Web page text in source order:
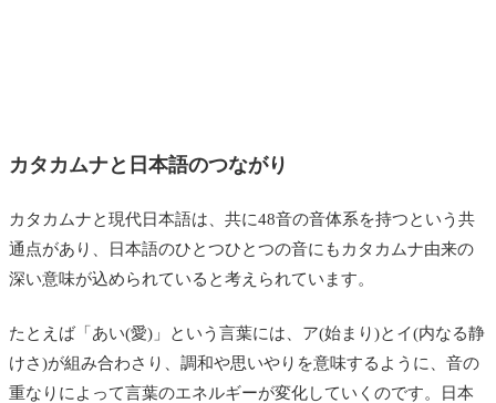
カタカムナと日本語のつながり
カタカムナと現代日本語は、共に48音の音体系を持つという共
通点があり、日本語のひとつひとつの音にもカタカムナ由来の
深い意味が込められていると考えられています。
たとえば「あい(愛)」という言葉には、ア(始まり)とイ(内なる静
けさ)が組み合わさり、調和や思いやりを意味するように、音の
重なりによって言葉のエネルギーが変化していくのです。日本